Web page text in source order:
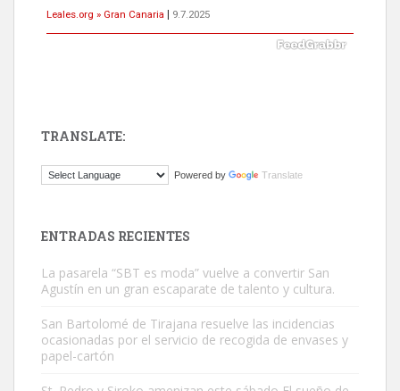
Leales.org » Gran Canaria
9.7.2025
El ayuntamiento se va a llevar a Los Gatos callejeros de la zona los
Gato manso encontrado
Este gato macho ha aparecido en la calle hace menos de un mes,
TRANSLATE:
Powered by Translate
ENTRADAS RECIENTES
La pasarela “SBT es moda” vuelve a convertir San
Agustín en un gran escaparate de talento y cultura.
San Bartolomé de Tirajana resuelve las incidencias
ocasionadas por el servicio de recogida de envases y
papel-cartón